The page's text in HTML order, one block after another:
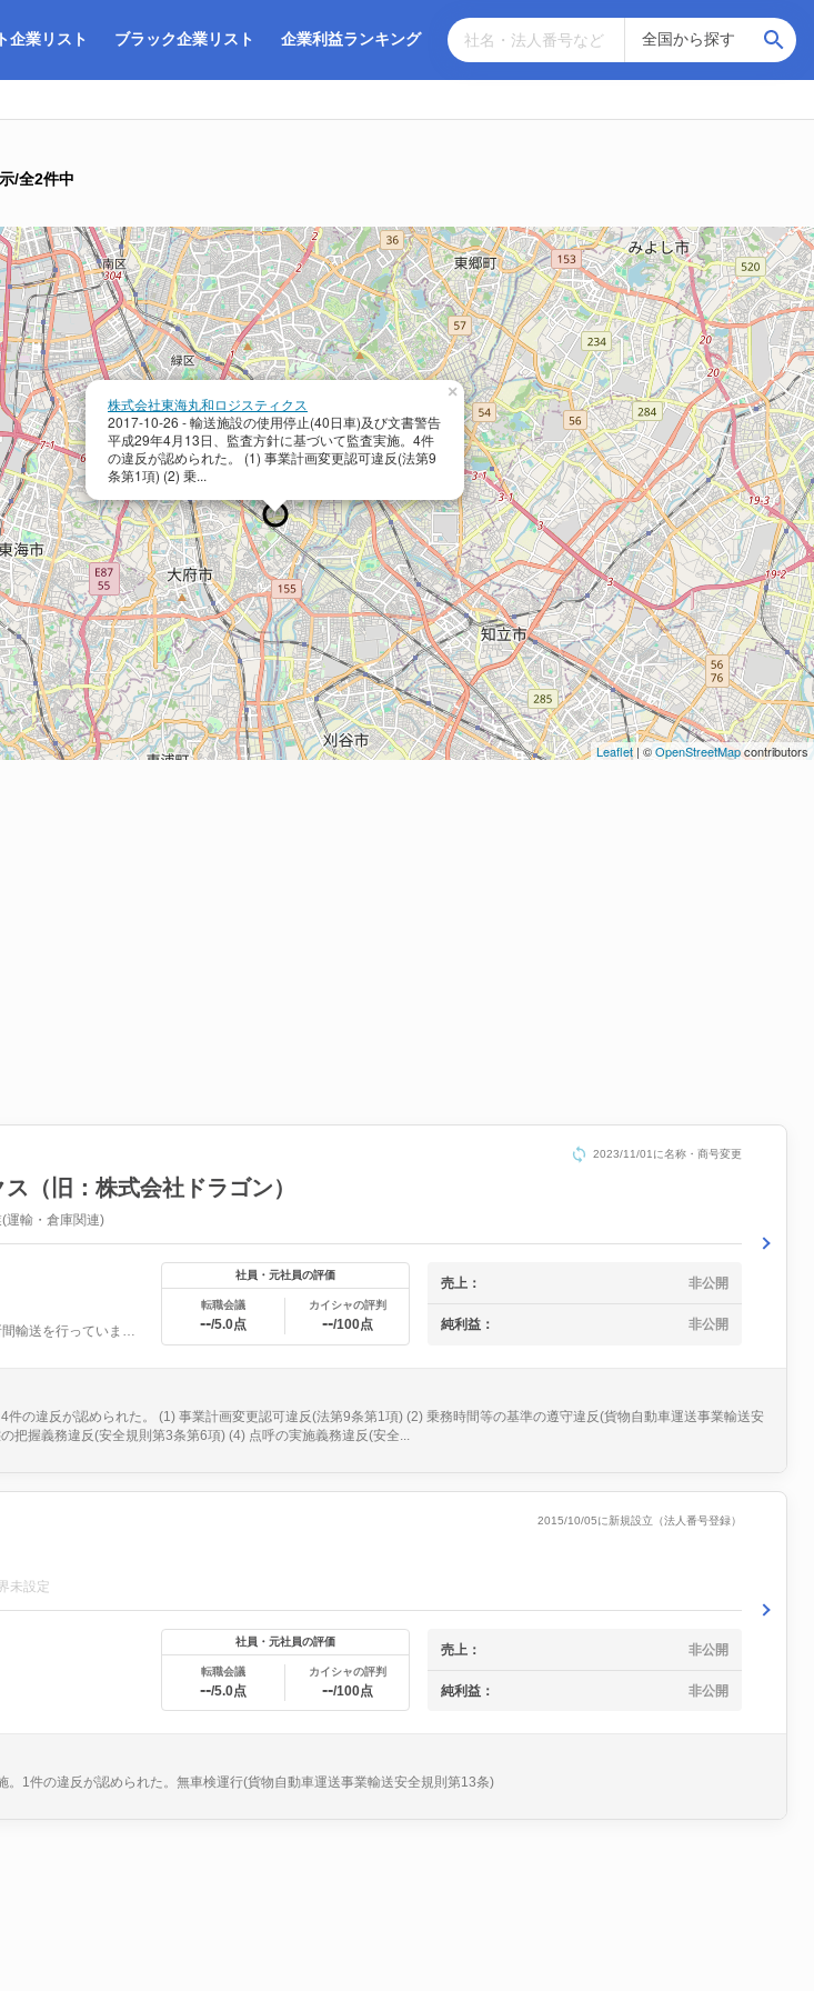
企業リスト ブラック企業リスト 企業利益ランキング
/全2件中
株式会社東海丸和ロジスティクス
2017-10-26 - 輸送施設の使用停止(40日車)及び文書警告
平成29年4月13日、監査方針に基づいて監査実施。4件
の違反が認められた。 (1) 事業計画変更認可違反(法第9
条第1項) (2) 乗...
×
Leaflet| ©OpenStreetMapcontributors
2023/11/01に名称・商号変更
（旧：株式会社ドラゴン）
(運輸・倉庫関連)
主に大手物流企業と契約を結び営業所間輸送を行っています。バ...
社員・元社員の評価
転職会議
--/5.0点
カイシャの評判
--/100点
売上： 非公開
純利益： 非公開
の違反が認められた。 (1) 事業計画変更認可違反(法第9条第1項) (2) 乗務時間等の基準の遵守違反(貨物自動車運送事業輸送安
把握義務違反(安全規則第3条第6項) (4) 点呼の実施義務違反(安全...
2015/10/05に新規設立（法人番号登録）
未設定
社員・元社員の評価
転職会議
--/5.0点
カイシャの評判
--/100点
売上： 非公開
純利益： 非公開
1件の違反が認められた。無車検運行(貨物自動車運送事業輸送安全規則第13条)